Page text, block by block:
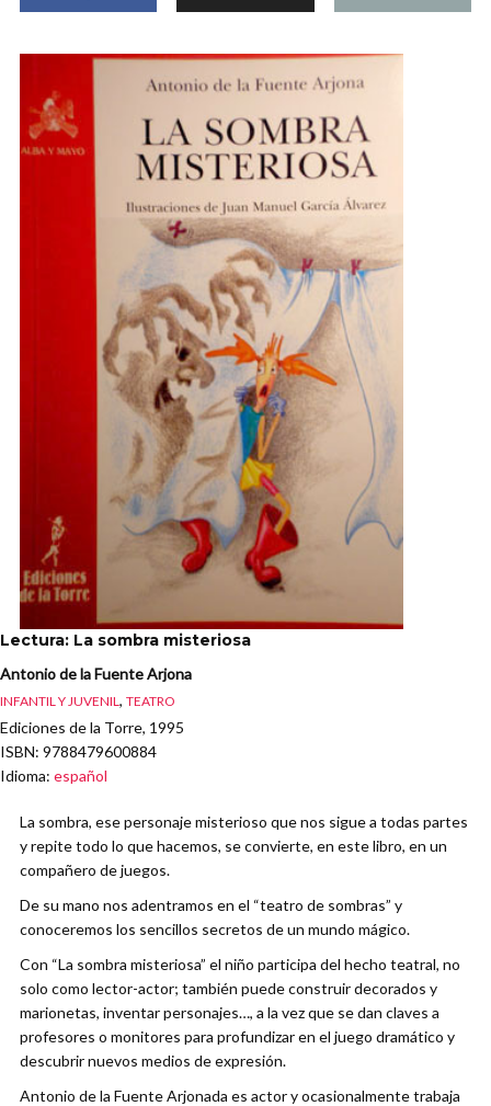
Lectura: La sombra misteriosa
Antonio de la Fuente Arjona
INFANTIL Y JUVENIL, TEATRO
Ediciones de la Torre, 1995
ISBN: 9788479600884
Idioma: español
La sombra, ese personaje misterioso que nos sigue a todas partes
y repite todo lo que hacemos, se convierte, en este libro, en un
compañero de juegos.
De su mano nos adentramos en el “teatro de sombras” y
conoceremos los sencillos secretos de un mundo mágico.
Con “La sombra misteriosa” el niño participa del hecho teatral, no
solo como lector-actor; también puede construir decorados y
marionetas, inventar personajes…, a la vez que se dan claves a
profesores o monitores para profundizar en el juego dramático y
descubrir nuevos medios de expresión.
Antonio de la Fuente Arjonada es actor y ocasionalmente trabaja